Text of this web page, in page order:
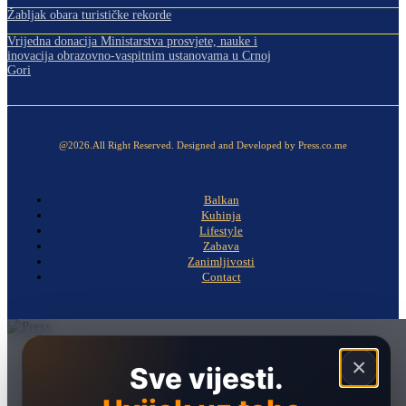
Žabljak obara turističke rekorde
Vrijedna donacija Ministarstva prosvjete, nauke i
inovacija obrazovno-vaspitnim ustanovama u Crnoj
Gori
@2026.All Right Reserved. Designed and Developed by Press.co.me
Balkan
Kuhinja
Lifestyle
Zabava
Zanimljivosti
Contact
×
Sve vijesti.